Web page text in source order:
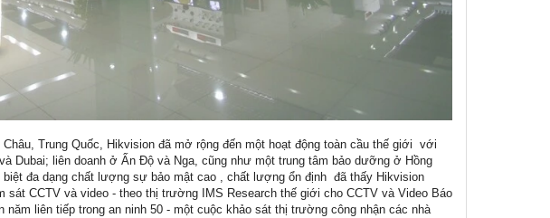
Trung Quốc, Hikvision đã mở rộng đến một hoạt động toàn cầu thế giới với
Dubai; liên doanh ở Ấn Độ và Nga, cũng như một trung tâm bảo dưỡng ở Hồng
đa dạng chất lượng sự bảo mật cao , chất lượng ổn định đã thấy Hikvision
sát CCTV và video - theo thị trường IMS Research thế giới cho CCTV và Video Báo
liên tiếp trong an ninh 50 - một cuộc khảo sát thị trường công nhận các nhà